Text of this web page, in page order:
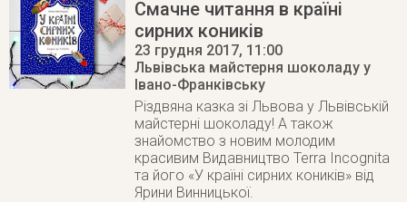
Смачне читання в країні
сирних коників
23 грудня 2017, 11:00
Львівська майстерня шоколаду у
Івано-Франківську
Різдвяна казка зі Львова у Львівській
майстерні шоколаду! А також
знайомство з новим молодим
красивим Видавництво Terra Incognita
та його «У країні сирних коників» від
Ярини Винницької.